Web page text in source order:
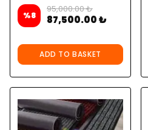
%8
95,000.00 ₺
87,500.00 ₺
ADD TO BASKET